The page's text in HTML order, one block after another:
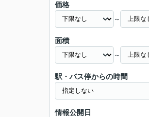
価格
～
面積
～
駅・バス停からの時間
情報公開日